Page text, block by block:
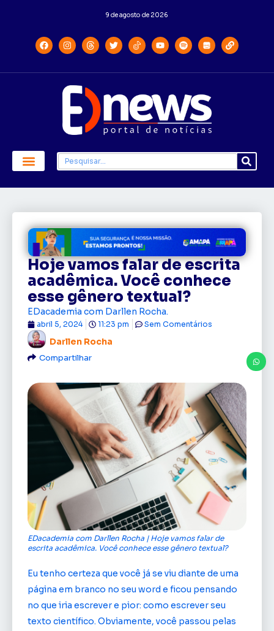
9 de agosto de 2026
Hoje vamos falar de escrita
acadêmica. Você conhece
esse gênero textual?
EDacademia com Darllen Rocha.
Darllen Rocha
abril 5, 2024 11:23 pm Sem Comentários
Compartilhar
EDacademia com Darllen Rocha | Hoje vamos falar de
escrita acadêmica. Você conhece esse gênero textual?
Eu tenho certeza que você já se viu diante de uma
página em branco no seu word e ficou pensando
no que iria escrever e pior: como escrever seu
texto científico. Obviamente, você passou pelas